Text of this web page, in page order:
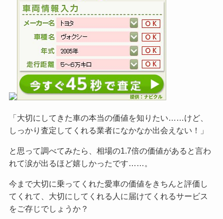
「大切にしてきた車の本当の価値を知りたい……けど、
しっかり査定してくれる業者になかなか出会えない！」
と思って調べてみたら、相場の1.7倍の価値があると言わ
れて涙が出るほど嬉しかったです……。
今まで大切に乗ってくれた愛車の価値をきちんと評価し
てくれて、大切にしてくれる人に届けてくれるサービス
をご存じでしょうか？